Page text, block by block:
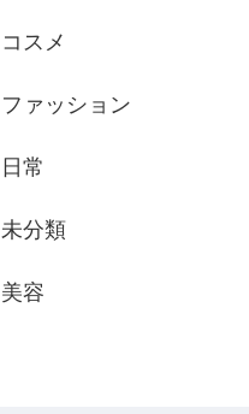
コスメ
ファッション
日常
未分類
美容